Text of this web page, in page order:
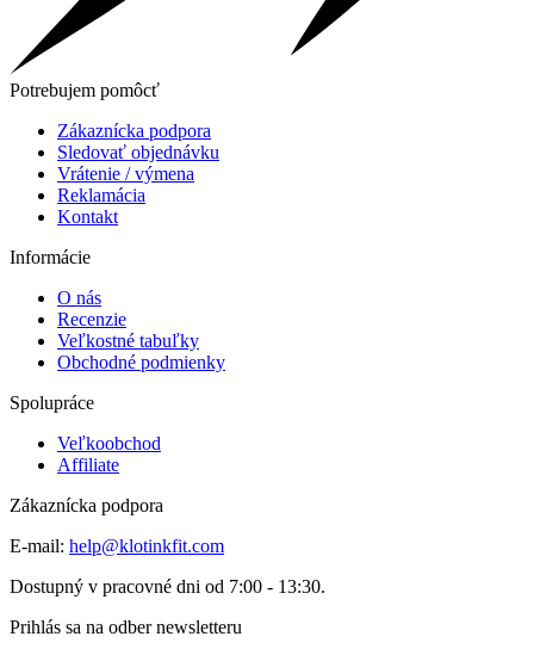
Potrebujem pomôcť
Zákaznícka podpora
Sledovať objednávku
Vrátenie / výmena
Reklamácia
Kontakt
Informácie
O nás
Recenzie
Veľkostné tabuľky
Obchodné podmienky
Spolupráce
Veľkoobchod
Affiliate
Zákaznícka podpora
E-mail: help@klotinkfit.com
Dostupný v pracovné dni od 7:00 - 13:30.
Prihlás sa na odber newsletteru